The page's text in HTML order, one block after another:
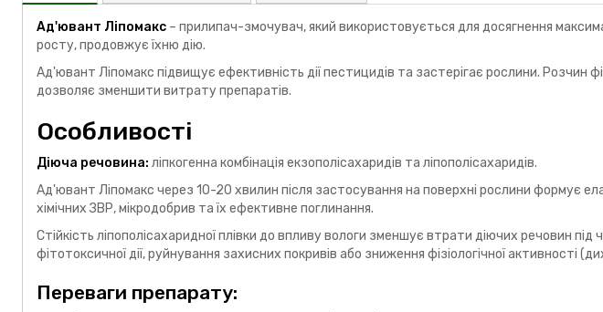
Ад'ювант Ліпомакс – прилипач-змочувач, який використовується для досягнення
росту, продовжує їхню дію.
Ад'ювант Ліпомакс підвищує ефективність дії пестицидів та застерігає рослини.
дозволяє зменшити витрату препаратів.
Особливості
Діюча речовина: ліпкогенна комбінація екзополісахаридів та ліпополісахаридів.
Ад'ювант Ліпомакс через 10-20 хвилин після застосування на поверхні рослини формує
хімічних ЗВР, мікродобрив та їх ефективне поглинання.
Стійкість ліпополісахаридної плівки до впливу вологи зменшує втрати діючих речовин
фітотоксичної дії, руйнування захисних покривів або зниження фізіологічної активності
Переваги препарату: